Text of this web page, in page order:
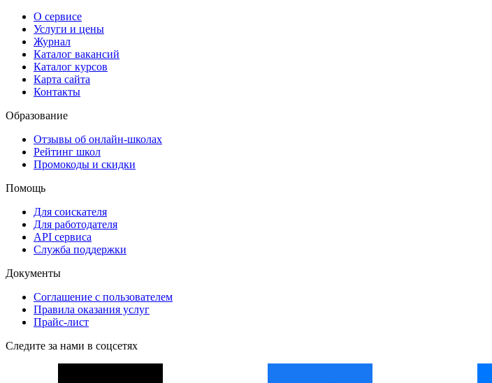
О сервисе
Услуги и цены
Журнал
Каталог вакансий
Каталог курсов
Карта сайта
Контакты
Образование
Отзывы об онлайн-школах
Рейтинг школ
Промокоды и скидки
Помощь
Для соискателя
Для работодателя
API сервиса
Служба поддержки
Документы
Соглашение с пользователем
Правила оказания услуг
Прайс-лист
Следите за нами в соцсетях